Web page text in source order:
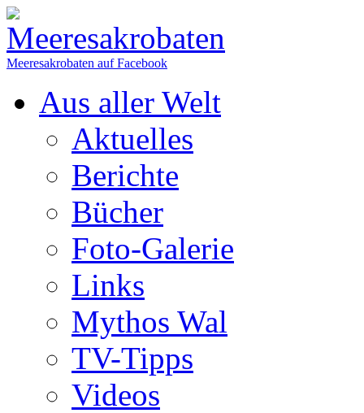
Meeresakrobaten auf Facebook
Aus aller Welt
Aktuelles
Berichte
Bücher
Foto-Galerie
Links
Mythos Wal
TV-Tipps
Videos